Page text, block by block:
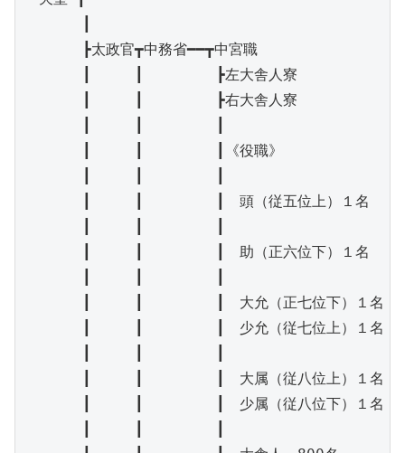
┣太政官┳中務省━━┳中宮職
┃　　　┃　　　　　┣左大舎人寮
┃　　　┃　　　　　┣右大舎人寮
┃　　　┃　　　　　┃《役職》
┃　　　┃　　　　　┃　頭（従五位上）１名
┃　　　┃　　　　　┃　助（正六位下）１名
┃　　　┃　　　　　┃　大允（正七位下）１名
┃　　　┃　　　　　┃　少允（従七位上）１名
┃　　　┃　　　　　┃　大属（従八位上）１名
┃　　　┃　　　　　┃　少属（従八位下）１名